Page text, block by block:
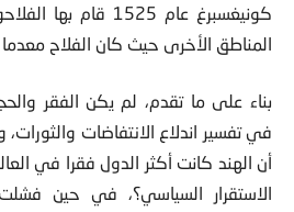
كونيغسبرغ عام 1525 قام بها الفلاحون الأثرياء
المناطق الأخرى حيث كان الفلاح معدما
بناء على ما تقدم، لم يكن الفقر
في تفسير اندلاع الانتفاضات والثورات،
أن الهند كانت أكثر الدول فقرا في
الاستقرار السياسي؟، في حين فشلت